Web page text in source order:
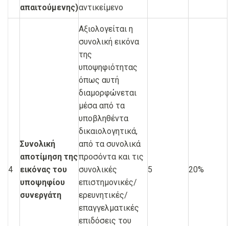
απαιτούμενης)αντικείμενο
4
Συνολική
αποτίμηση της
εικόνας του
υποψηφίου
συνεργάτη
Αξιολογείται η
συνολική εικόνα
της
υποψηφιότητας
όπως αυτή
διαμορφώνεται
μέσα από τα
υποβληθέντα
δικαιολογητικά,
από τα συνολικά
προσόντα και τις
συνολικές
επιστημονικές/
ερευνητικές/
επαγγελματικές
επιδόσεις του
5 20%